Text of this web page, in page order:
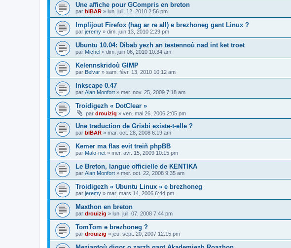
Une affiche pour GCompris en breton
par bIBAR » lun. juil. 12, 2010 2:56 pm
Implijout Firefox (hag ar re all) e brezhoneg gant Linux ?
par jeremy » dim. juin 13, 2010 2:29 pm
Ubuntu 10.04: Dibab yezh an testennoù nad int ket troet
par Michel » dim. juin 06, 2010 10:34 am
Kelennskridoù GIMP
par Belvar » sam. févr. 13, 2010 10:12 am
Inkscape 0.47
par Alan Monfort » mer. nov. 25, 2009 7:18 am
Troidigezh « DotClear »
par drouizig » ven. mai 26, 2006 2:05 pm
Une traduction de Grisbi existe-t-elle ?
par bIBAR » mar. oct. 28, 2008 6:19 am
Kemer ma flas evit treiñ phpBB
par Malo-net » mer. avr. 15, 2009 10:15 pm
Le Breton, langue officielle de KENTIKA
par Alan Monfort » mer. oct. 22, 2008 9:35 am
Troidigezh « Ubuntu Linux » e brezhoneg
par jeremy » mar. mars 14, 2006 6:44 pm
Maxthon en breton
par drouizig » lun. juil. 07, 2008 7:44 pm
TomTom e brezhoneg ?
par drouizig » jeu. sept. 20, 2007 12:15 pm